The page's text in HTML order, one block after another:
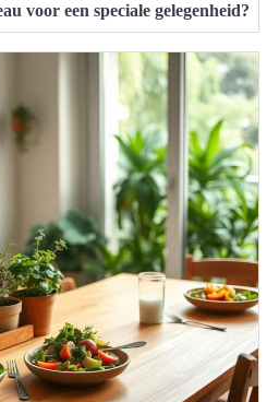
voor een speciale gelegenheid?